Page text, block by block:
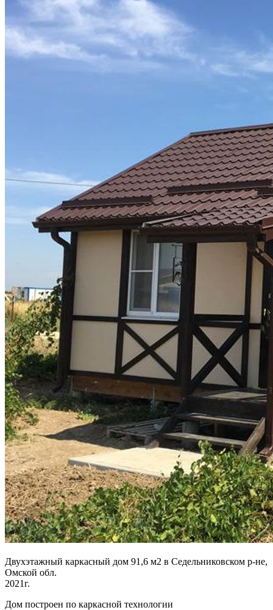
Двухэтажный каркасный дом 91,6 м2 в Седельниковском р-не,
Омской обл.
2021г.
Дом построен по каркасной технологии